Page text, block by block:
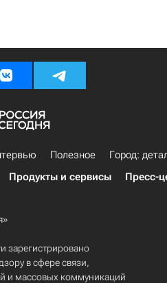
Полезное
Город:
Продукты и сервисы Пресс-
зарегистрировано
в сфере связи,
и массовых коммуникаций